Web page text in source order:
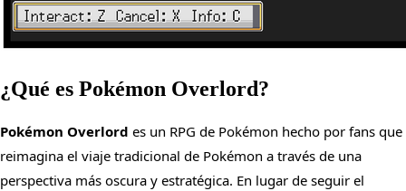
¿Qué es Pokémon Overlord?
Pokémon Overlord es un RPG de Pokémon hecho por fans que
reimagina el viaje tradicional de Pokémon a través de una
perspectiva más oscura y estratégica. En lugar de seguir el